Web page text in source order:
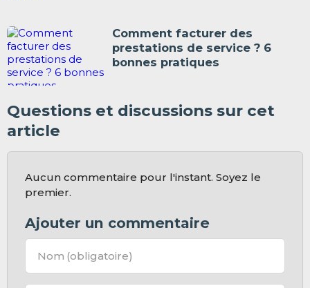
Comment facturer des
prestations de service ? 6
bonnes pratiques
Questions et discussions sur cet
article
Aucun commentaire pour l'instant. Soyez le
premier.
Ajouter un commentaire
Nom (obligatoire)